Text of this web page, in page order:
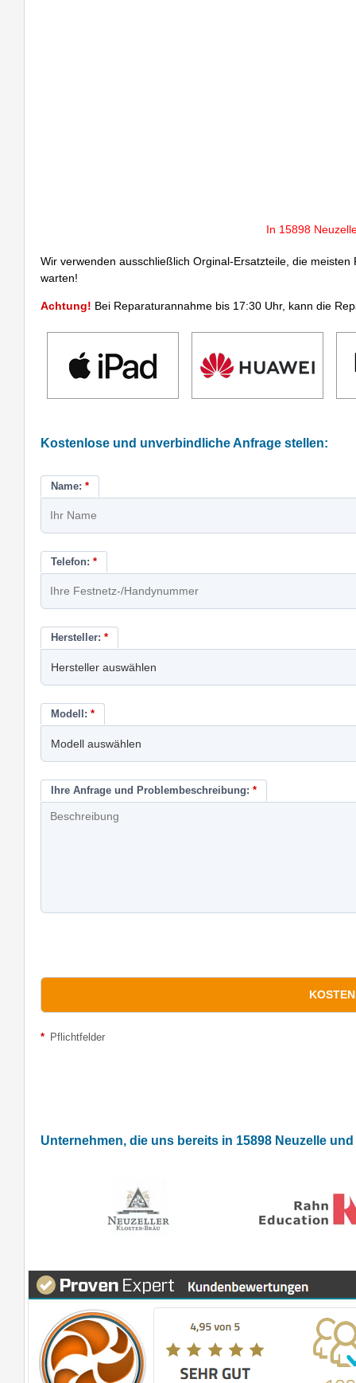
In 15898
Wir verwenden ausschließlich Orginal-Ersatzteile, die
warten!
Achtung! Bei Reparaturannahme bis 17:30 Uhr, kann die
Kostenlose und unverbindliche Anfrage stellen:
Name: *
Telefon: *
Hersteller: *
Modell: *
Ihre Anfrage und Problembeschreibung: *
* Pflichtfelder
Unternehmen, die uns bereits in 15898 Neuzelle